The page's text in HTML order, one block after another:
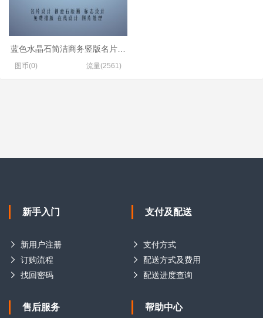
蓝色水晶石简洁商务竖版名片设计
图币(0) 流量(2561)
新手入门
新用户注册
订购流程
找回密码
支付及配送
支付方式
配送方式及费用
配送进度查询
售后服务 帮助中心